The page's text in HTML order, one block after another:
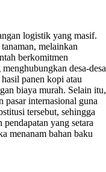
logistik yang masif.
melainkan
berkomitmen
desa-desa
panen kopi atau
biaya murah. Selain itu,
pasar internasional guna
tersebut, sehingga
yang setara
menanam bahan baku